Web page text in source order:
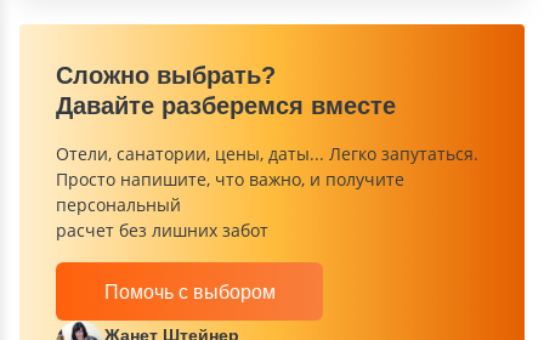
Сложно выбрать?
Давайте разберемся вместе
Отели, санатории, цены, даты... Легко запутаться.
Просто напишите, что важно, и получите
персональный
расчет без лишних забот
Помочь с выбором
Жанет Штейнер